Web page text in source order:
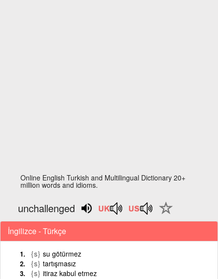
Online English Turkish and Multilingual Dictionary 20+
million words and idioms.
unchallenged
İngilizce - Türkçe
{s} su götürmez
{s} tartışmasız
{s} itiraz kabul etmez